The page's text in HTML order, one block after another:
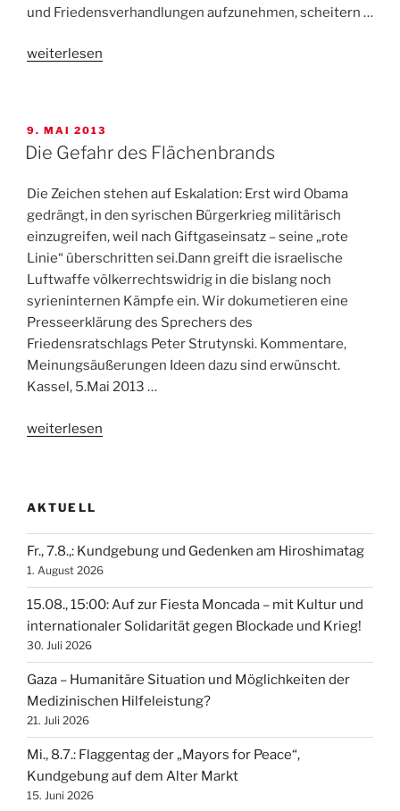
und Friedensverhandlungen aufzunehmen, scheitern …
„Was
Syrien?“
weiterlesen
VERÖFFENTLICHT
AM
9. MAI 2013
Die Gefahr des Flächenbrands
Die Zeichen stehen auf Eskalation: Erst wird Obama
gedrängt, in den syrischen Bürgerkrieg militärisch
einzugreifen, weil nach Giftgaseinsatz – seine „rote
Linie“ überschritten sei.Dann greift die israelische
Luftwaffe völkerrechtswidrig in die bislang noch
syrieninternen Kämpfe ein. Wir dokumetieren eine
Presseerklärung des Sprechers des
Friedensratschlags Peter Strutynski. Kommentare,
Meinungsäußerungen Ideen dazu sind erwünscht.
Kassel, 5.Mai 2013 …
„Die
weiterlesen
AKTUELL
Fr., 7.8.,: Kundgebung und Gedenken am Hiroshimatag
1. August 2026
15.08., 15:00: Auf zur Fiesta Moncada – mit Kultur und
internationaler Solidarität gegen Blockade und Krieg!
30. Juli 2026
Gaza – Humanitäre Situation und Möglichkeiten der
Medizinischen Hilfeleistung?
21. Juli 2026
Mi., 8.7.: Flaggentag der „Mayors for Peace“,
Kundgebung auf dem Alter Markt
15. Juni 2026